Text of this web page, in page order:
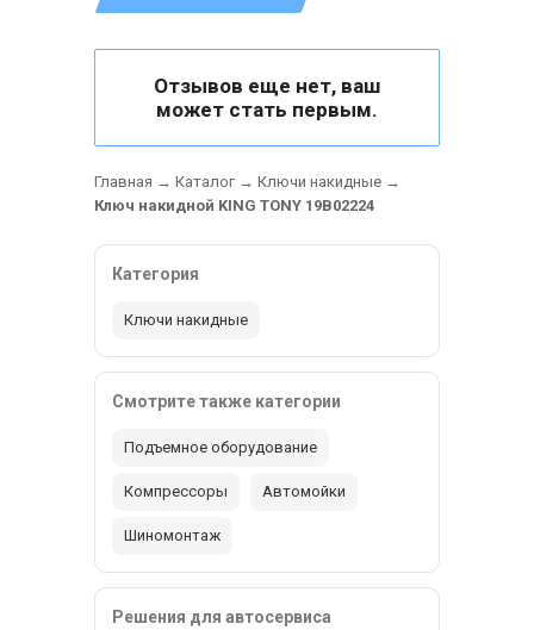
Отзывов еще нет, ваш
может стать первым.
Главная → Каталог→ Ключи накидные →
Ключ накидной KING TONY 19B02224
Категория
Ключи накидные
Смотрите также категории
Подъемное оборудование
Компрессоры Автомойки
Шиномонтаж
Решения для автосервиса